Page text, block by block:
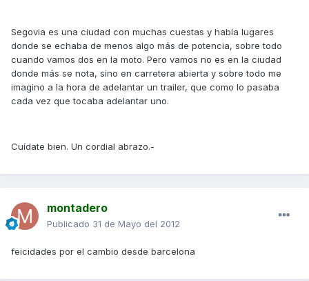
Segovia es una ciudad con muchas cuestas y había lugares
donde se echaba de menos algo más de potencia, sobre todo
cuando vamos dos en la moto. Pero vamos no es en la ciudad
donde más se nota, sino en carretera abierta y sobre todo me
imagino a la hora de adelantar un trailer, que como lo pasaba
cada vez que tocaba adelantar uno.
Cuídate bien. Un cordial abrazo.-
montadero
Publicado 31 de Mayo del 2012
feicidades por el cambio desde barcelona